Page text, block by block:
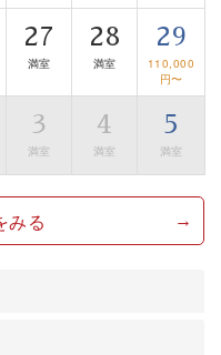
をお過ごしいただけま
27
満室
28
満室
29
110,000
円〜
3
満室
4
満室
5
満室
みる